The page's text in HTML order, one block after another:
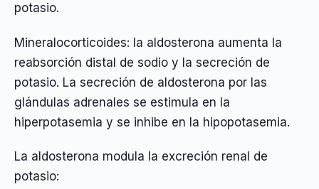
potasio.
Mineralocorticoides: la aldosterona aumenta la
reabsorción distal de sodio y la secreción de
potasio. La secreción de aldosterona por las
glándulas adrenales se estimula en la
hiperpotasemia y se inhibe en la hipopotasemia.
La aldosterona modula la excreción renal de
potasio: